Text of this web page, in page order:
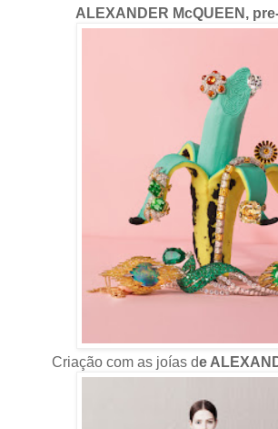
ALEXANDER McQUEEN,
Criação com as joías de